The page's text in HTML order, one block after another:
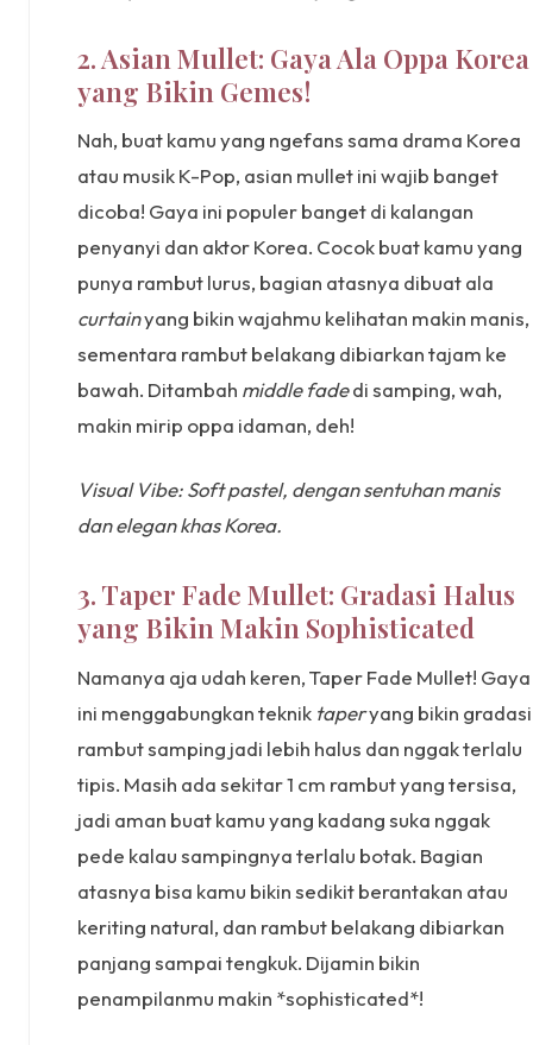
2. Asian Mullet: Gaya Ala Oppa Korea
yang Bikin Gemes!
Nah, buat kamu yang ngefans sama drama Korea
atau musik K-Pop, asian mullet ini wajib banget
dicoba! Gaya ini populer banget di kalangan
penyanyi dan aktor Korea. Cocok buat kamu yang
punya rambut lurus, bagian atasnya dibuat ala
curtainyang bikin wajahmu kelihatan makin manis,
sementara rambut belakang dibiarkan tajam ke
bawah. Ditambah middle fadedi samping, wah,
makin mirip oppa idaman, deh!
Visual Vibe: Soft pastel, dengan sentuhan manis
dan elegan khas Korea.
3. Taper Fade Mullet: Gradasi Halus
yang Bikin Makin Sophisticated
Namanya aja udah keren, Taper Fade Mullet! Gaya
ini menggabungkan teknik taperyang bikin gradasi
rambut samping jadi lebih halus dan nggak terlalu
tipis. Masih ada sekitar 1 cm rambut yang tersisa,
jadi aman buat kamu yang kadang suka nggak
pede kalau sampingnya terlalu botak. Bagian
atasnya bisa kamu bikin sedikit berantakan atau
keriting natural, dan rambut belakang dibiarkan
panjang sampai tengkuk. Dijamin bikin
penampilanmu makin *sophisticated*!